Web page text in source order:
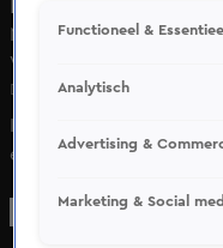
Noorwegen maakt
Vikingen'
Do 11 juni, 05:00
In 'HNM de Podcast'
en Merel Ek wie zij
Functioneel & Essentieel
Analytisch
Advertising &
Marketing & Social